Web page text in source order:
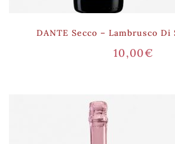
DANTE Secco – Lambrusco Di
10,00€